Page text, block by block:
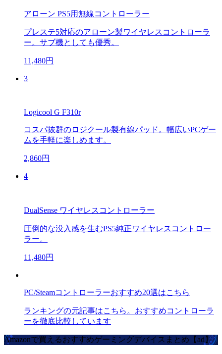
アローン PS5用無線コントローラー
プレステ5対応のアローン製ワイヤレスコントローラ
ー。サブ機としても優秀。
11,480円
3
Logicool G F310r
コスパ抜群のロジクール製有線パッド。幅広いPCゲー
ムを手軽に楽しめます。
2,860円
4
DualSense ワイヤレスコントローラー
圧倒的な没入感を生むPS5純正ワイヤレスコントロー
ラー。
11,480円
PC/Steamコントローラーおすすめ20選はこちら
ランキングの元記事はこちら。おすすめコントローラ
ーを徹底比較しています
Amazonで買えるおすすめゲーミングデバイスまとめ【ad】